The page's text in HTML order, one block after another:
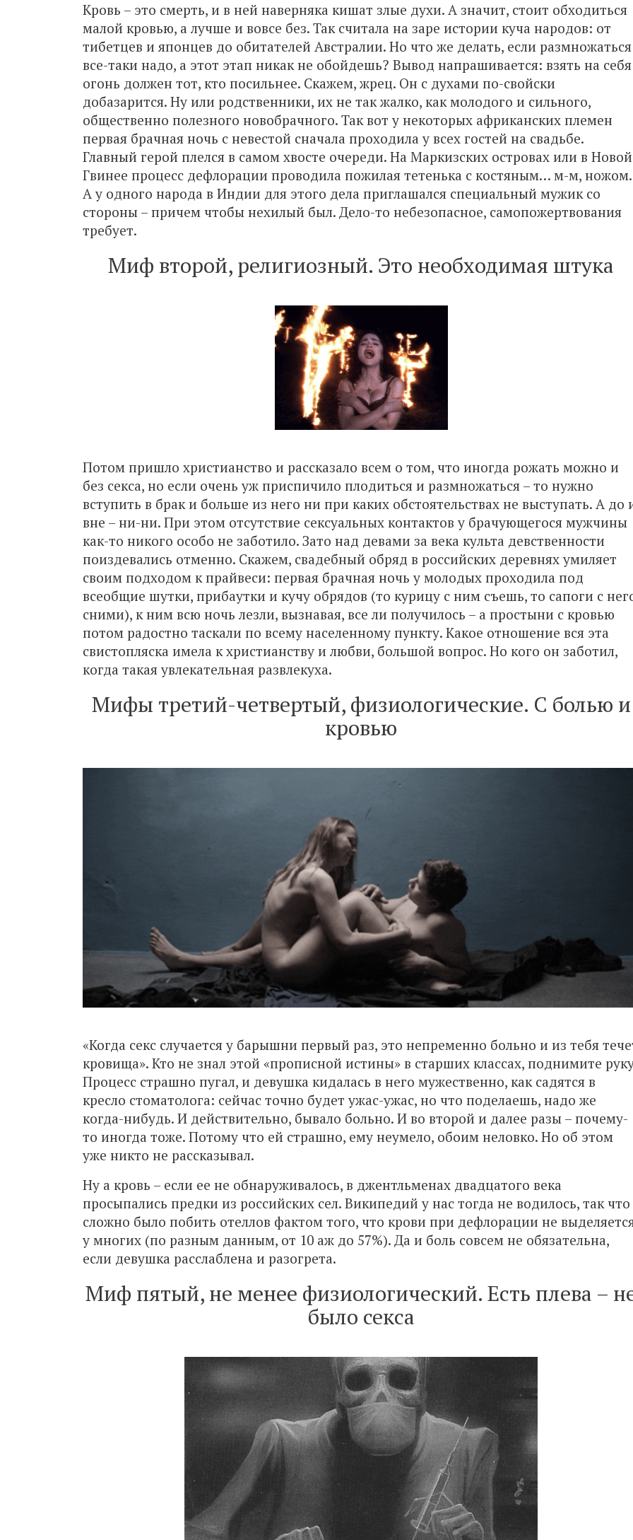
Кровь – это смерть, и в ней наверняка кишат злые духи. А значит, стоит обходиться
малой кровью, а лучше и вовсе без. Так считала на заре истории куча народов: от
тибетцев и японцев до обитателей Австралии. Но что же делать, если размножаться
все-таки надо, а этот этап никак не обойдешь? Вывод напрашивается: взять на себя
огонь должен тот, кто посильнее. Скажем, жрец. Он с духами по-свойски
добазарится. Ну или родственники, их не так жалко, как молодого и сильного,
общественно полезного новобрачного. Так вот у некоторых африканских племен
первая брачная ночь с невестой сначала проходила у всех гостей на свадьбе.
Главный герой плелся в самом хвосте очереди. На Маркизских островах или в Новой
Гвинее процесс дефлорации проводила пожилая тетенька с костяным… м-м, ножом.
А у одного народа в Индии для этого дела приглашался специальный мужик со
стороны – причем чтобы нехилый был. Дело-то небезопасное, самопожертвования
требует.
Миф второй, религиозный. Это необходимая штука
Потом пришло христианство и рассказало всем о том, что иногда рожать можно и
без секса, но если очень уж приспичило плодиться и размножаться – то нужно
вступить в брак и больше из него ни при каких обстоятельствах не выступать. А до
вне – ни-ни. При этом отсутствие сексуальных контактов у брачующегося мужчины
как-то никого особо не заботило. Зато над девами за века культа девственности
поиздевались отменно. Скажем, свадебный обряд в российских деревнях умиляет
своим подходом к прайвеси: первая брачная ночь у молодых проходила под
всеобщие шутки, прибаутки и кучу обрядов (то курицу с ним съешь, то сапоги с
сними), к ним всю ночь лезли, вызнавая, все ли получилось – а простыни с кровью
потом радостно таскали по всему населенному пункту. Какое отношение вся эта
свистопляска имела к христианству и любви, большой вопрос. Но кого он заботил,
когда такая увлекательная развлекуха.
Мифы третий-четвертый, физиологические. С болью и
кровью
«Когда секс случается у барышни первый раз, это непременно больно и из тебя
кровища». Кто не знал этой «прописной истины» в старших классах, поднимите
Процесс страшно пугал, и девушка кидалась в него мужественно, как садятся в
кресло стоматолога: сейчас точно будет ужас-ужас, но что поделаешь, надо же
когда-нибудь. И действительно, бывало больно. И во второй и далее разы – почему-
то иногда тоже. Потому что ей страшно, ему неумело, обоим неловко. Но об этом
уже никто не рассказывал.
Ну а кровь – если ее не обнаруживалось, в джентльменах двадцатого века
просыпались предки из российских сел. Википедий у нас тогда не водилось, так что
сложно было побить отеллов фактом того, что крови при дефлорации не
у многих (по разным данным, от 10 аж до 57%). Да и боль совсем не обязательна,
если девушка расслаблена и разогрета.
Миф пятый, не менее физиологический. Есть плева –
было секса